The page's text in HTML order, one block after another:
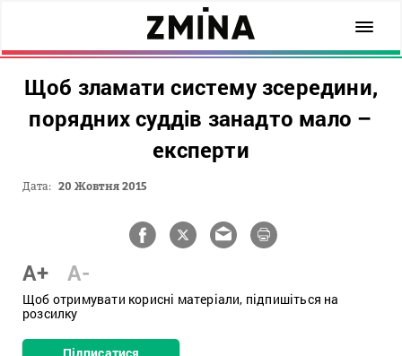
Щоб зламати систему зсередини,
порядних суддів занадто мало –
експерти
Дата: 20 Жовтня 2015
A+ A-
Щоб отримувати корисні матеріали, підпишіться на
розсилку